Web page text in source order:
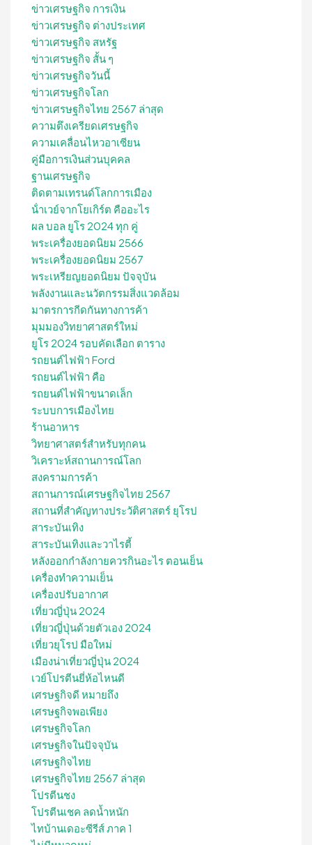
ข่าวเศรษฐกิจ การเงิน
ข่าวเศรษฐกิจ ต่างประเทศ
ข่าวเศรษฐกิจ สหรัฐ
ข่าวเศรษฐกิจ สั้น ๆ
ข่าวเศรษฐกิจวันนี้
ข่าวเศรษฐกิจโลก
ข่าวเศรษฐกิจไทย 2567 ล่าสุด
ความตึงเครียดเศรษฐกิจ
ความเคลื่อนไหวอาเซียน
คู่มือการเงินส่วนบุคคล
ฐานเศรษฐกิจ
ติดตามเทรนด์โลกการเมือง
น้ําเวย์จากโยเกิร์ต คืออะไร
ผล บอล ยูโร 2024 ทุก คู่
พระเครื่องยอดนิยม 2566
พระเครื่องยอดนิยม 2567
พระเหรียญยอดนิยม ปัจจุบัน
พลังงานและนวัตกรรมสิ่งแวดล้อม
มาตรการกีดกันทางการค้า
มุมมองวิทยาศาสตร์ใหม่
ยูโร 2024 รอบคัดเลือก ตาราง
รถยนต์ไฟฟ้า Ford
รถยนต์ไฟฟ้า คือ
รถยนต์ไฟฟ้าขนาดเล็ก
ระบบการเมืองไทย
ร้านอาหาร
วิทยาศาสตร์สำหรับทุกคน
วิเคราะห์สถานการณ์โลก
สงครามการค้า
สถานการณ์เศรษฐกิจไทย 2567
สถานที่สําคัญทางประวัติศาสตร์ ยุโรป
สาระบันเทิง
สาระบันเทิงและวาไรตี้
หลังออกกําลังกายควรกินอะไร ตอนเย็น
เครื่องทำความเย็น
เครื่องปรับอากาศ
เที่ยวญี่ปุ่น 2024
เที่ยวญี่ปุ่นด้วยตัวเอง 2024
เที่ยวยุโรป มือใหม่
เมืองน่าเที่ยวญี่ปุ่น 2024
เวย์โปรตีนยี่ห้อไหนดี
เศรษฐกิจดี หมายถึง
เศรษฐกิจพอเพียง
เศรษฐกิจโลก
เศรษฐกิจในปัจจุบัน
เศรษฐกิจไทย
เศรษฐกิจไทย 2567 ล่าสุด
โปรตีนชง
โปรตีนเชค ลดน้ำหนัก
ไทบ้านเดอะซีรีส์ ภาค 1